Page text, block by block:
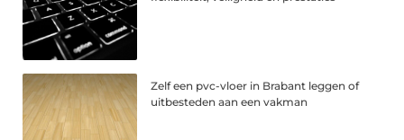
Zelf een pvc-vloer in Brabant leggen of
uitbesteden aan een vakman